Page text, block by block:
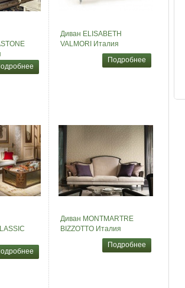
Диван ELISABETH
VALMORI Италия
Подробнее
Диван MONTMARTRE
BIZZOTTO Италия
Подробнее